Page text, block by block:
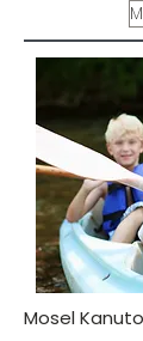
Mosel